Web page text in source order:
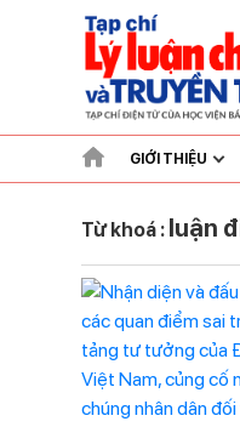
GIỚI THIỆU
Từ khoá : luận